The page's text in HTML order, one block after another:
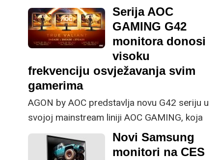
stil, visoku 4K rezoluciju i sve to uz VA panel
te podršku za HDR.
Serija AOC
GAMING G42
monitora donosi
visoku
frekvenciju osvježavanja svim
gamerima
AGON by AOC predstavlja novu G42 seriju u
svojoj mainstream liniji AOC GAMING, koja
uključuje modele24G42E (23,8 inča /60.5
cm), 25G42E(24,5 inča/ 62,2cm) i 27G42E
Novi Samsung
monitori na CES